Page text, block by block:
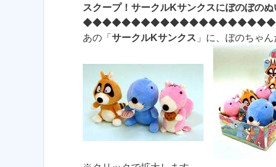
スクープ！サークルKサンクスにぼのぼのぬ
あの「 サークルKサンクス 」に、ぼのちゃ